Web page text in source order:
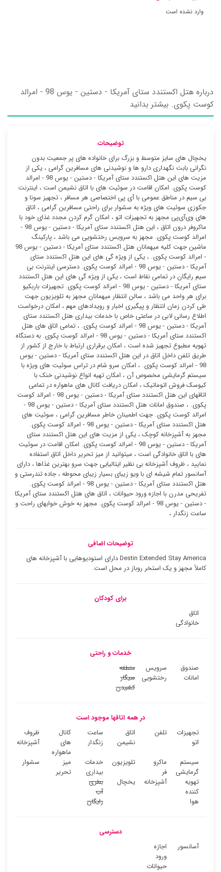
وارد نشده است
درباره هتل اکستندد ستای آمریکا - دستین - یوس 98 - امرالد
کوست پکوی. بیشتر بدانید
توضیحات
یخچال های سایز متوسط و بزرگ برای خانواده های پر جمعیت بدون
نگرانی بابت نگهداری دارو ها و نوشیدنی های مسافرین گرامی ، یکی از
مزیت های این هتل اکستندد ستای آمریکا - دستین - یوس 98 - امرالد
کوست پکوی. امکان اقامت در سوئیت ‌های با اتاق نشیمن است ، اینترنت
بی سیم در مناطق عمومی با آی پی اختصاصی هر مسافر ، تجهیز سونا و
جکوزی سوئیت ‌های ویژه به سشوار برای راحتی مسافرین گرامی ، اتاق
های وی‌آی‌پی مجهز به تجهیزات اتو ، امکان گرم کردن مجدد غذای خود با
ماکروفر درون اتاق ، این هتل اکستندد ستای آمریکا - دستین - یوس 98 -
امرالد کوست پکوی. مجهز به سرویس رختشویی می باشد ، پارکینگ
ماشین جهت کلیه میهمانان هتل اکستندد ستای آمریکا - دستین - یوس 98
- امرالد کوست پکوی. ، یکی از ویژه گی های این هتل اکستندد ستای
آمریکا - دستین - یوس 98 - امرالد کوست پکوی. دسترسی اینترنت بی
سیم رایگان در تمامی نقاط است ، یکی از ویژه گی های این هتل اکستندد
ستای آمریکا - دستین - یوس 98 - امرالد کوست پکوی. تجهیزات باربکیو
برای هر واحد می باشد ، سالن انتظار میهمانان مجهز به تلویزیون جهت
طی کردن زمان انتظار و پیگیری اخبار و رویدادهای مهم ، امکان درخواست
اطلاع رسانی لابی در ساعتی خاص با خدمات بیداری هتل اکستندد ستای
آمریکا - دستین - یوس 98 - امرالد کوست پکوی. ، تمامی اتاق های هتل
اکستندد ستای آمریکا - دستین - یوس 98 - امرالد کوست پکوی. به دستگاه
تهویه مطبوع تجهیز شده است ، امکان برقراری ارتباط با خارج از کشور از
طریق تلفن داخل اتاق در این هتل اکستندد ستای آمریکا - دستین - یوس
98 - امرالد کوست پکوی. ، امکان سرو شام در تراس سوئیت ‌های ویژه با
سیستم گرمایشی مخصوص آن ، امکان تهیه انواع نوشیدنی خنک با
کیوسک فروش اتوماتیک ، امکان دریافت کانال های ماهواره در تمامی
اتاقهای این هتل اکستندد ستای آمریکا - دستین - یوس 98 - امرالد کوست
پکوی. ، صندوق امانات هتل اکستندد ستای آمریکا - دستین - یوس 98 -
امرالد کوست پکوی. جهت اطمینان خاطر مسافرین گرامی ، سوئیت ‌های
هتل اکستندد ستای آمریکا - دستین - یوس 98 - امرالد کوست پکوی.
مجهز به آشپزخانه کوچک ، یکی از مزیت های این هتل اکستندد ستای
آمریکا - دستین - یوس 98 - امرالد کوست پکوی. امکان اقامت در سوئیت
‌های با اتاق خانوادگی است ، میتوانید از میز تحریر داخل اتاق استفاده
نمایید ، ظروف آشپزخانه بی نظیر ایتالیایی جهت سرو بهترین غذاها ، دارای
آسانسور تمام شیشه ای با ویو زیبای بسیار زیبای محوطه ، جاده تندرستی و
هتل اکستندد ستای آمریکا - دستین - یوس 98 - امرالد کوست پکوی.
تفریحی مدرن با اجازه ورود حیوانات ، اتاق های هتل اکستندد ستای آمریکا
- دستین - یوس 98 - امرالد کوست پکوی. مجهز به خوش خوابهای راحت و
ساعت زنگدار ،
توضیحات اضافی
Destin Extended Stay America دارای استودیوهایی با آشپزخانه های
کاملاً مجهز و یک استخر روباز در محل است.
برای کودکان
اتاق
خانوادگی
خدمات و راحتی
صندوق
امانات
سرویس
رختشویی
منطقه
سیگار
کشیدن
در همه اتاقها موجود است
تجهیزات
اتو
تلفن
اتاق
نشیمن
ساعت
زنگدار
کانال
های
ماهواره
ظروف
آشپزخانه
سیستم
گرمایشی
ماکرو
فر
تلویزیون
خدمات
بیداری
میز
تحریر
سشوار
تهویه
کننده
هوا
آشپزخانه یخچال
بطری
آب
رایگان
دسترسی
آسانسور
اجازه
ورود
حیوانات